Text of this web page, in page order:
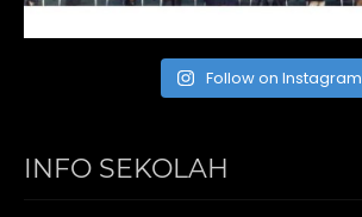
Follow on Instagram
INFO SEKOLAH